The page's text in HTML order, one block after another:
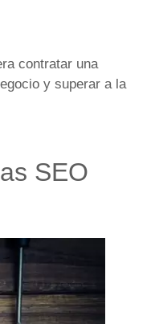
contratar una
y superar a la
SEO